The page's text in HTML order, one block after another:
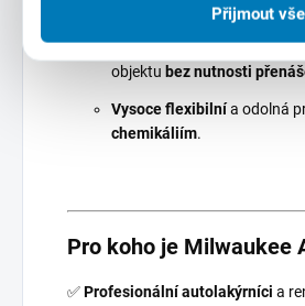
Přijmout vše
neklouže,
Snadná práce kolem
objektu bez nutnosti
Vysoce flexibilnía odolná
chemikáliím.
Pro koho je Milwaukee
✅Profesionální autolakýrníci a